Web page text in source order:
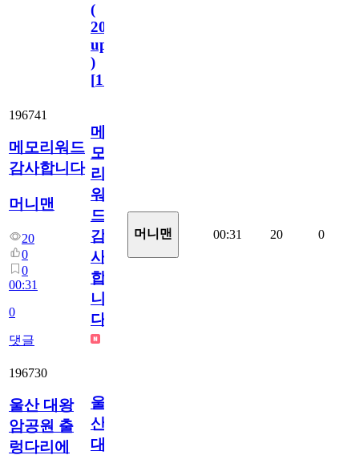
(
2023.11.1
update
)
[110
196741
메모리워드
감사합니다
머니맨
20
0
0
00:31
0
댓글
메
모
리
워
드
감
사
합
니
다
머니맨 00:31 20 0
196730
울산 대왕
암공원 출
렁다리에
울
산
대